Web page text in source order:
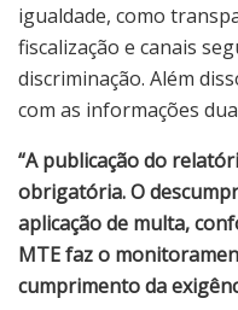
igualdade, como
fiscalização e canais
discriminação. Além
com as informações
“A publicação do
obrigatória. O
aplicação de multa,
MTE faz o
cumprimento da